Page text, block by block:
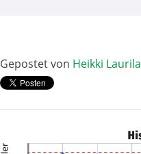
Gepostet von Heikki Laurila